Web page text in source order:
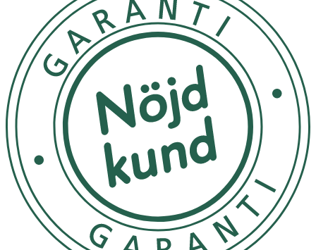
Aqua, Alcohol Denat., Butyl Methoxydibenzoylmethane,
Ethylhexyl Triazone, C12-15 Alkyl Benzoate, Bis-
Ethylhexyloxyphenol Methoxyphenyl Triazine, Isopropyl
Palmitate, Butylene Glycol Dicaprylate/Dicaprate, Dibutyl
Adipate, Cetearyl Alcohol, Distarch Phosphate,
Phenylbenzimidazole Sulfonic Acid, Glyceryl Stearate,
Tapioca Starch, Diethylamino Hydroxybenzoyl Hexyl
Benzoate, Glycerin, Isobutylamido Thiazolyl Resorcinol
(Thiamidol®), Glycyrrhiza Inflata Root Extract, Sodium
Hyaluronate, Tocopheryl Acetate, Hydroxypropyl Starch
Phosphate, Xanthan Gum, Sodium Stearoyl Glutamate,
Cocoglycerides, Hydrogenated CocoGlycerides,
Hydrogenated Rapeseed Oil, Sodium Hydroxide, Sodium
Chloride, Sodium Sulfate, Ethylhexylglycerin,
Hydroxyacetophenone, Phenoxyethanol, Trisodium
EDTA, Parfum, CI 15985, CI 16035.